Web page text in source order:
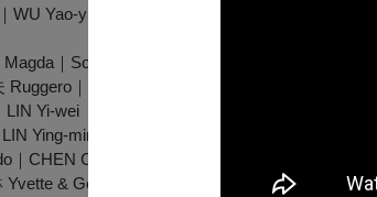
WU Yao-yu
｜Sofia FOMINA
｜Dmytro POPOV
LIN Yi-wei
Ying-min
｜CHEN Chi-an
& Georgette｜WU Yi-lin